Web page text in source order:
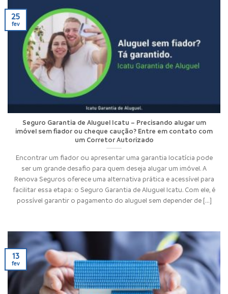
Seguro Garantia de Aluguel Icatu – Precisando alugar um
imóvel sem fiador ou cheque caução? Entre em contato com
um Corretor Autorizado
Encontrar um fiador ou apresentar uma garantia locatícia pode
ser um grande desafio para quem deseja alugar um imóvel. A
Renova Seguros oferece uma alternativa prática e acessível para
facilitar essa etapa: o Seguro Garantia de Aluguel Icatu. Com ele, é
possível garantir o pagamento do aluguel sem depender de [...]
25
fev
13
fev